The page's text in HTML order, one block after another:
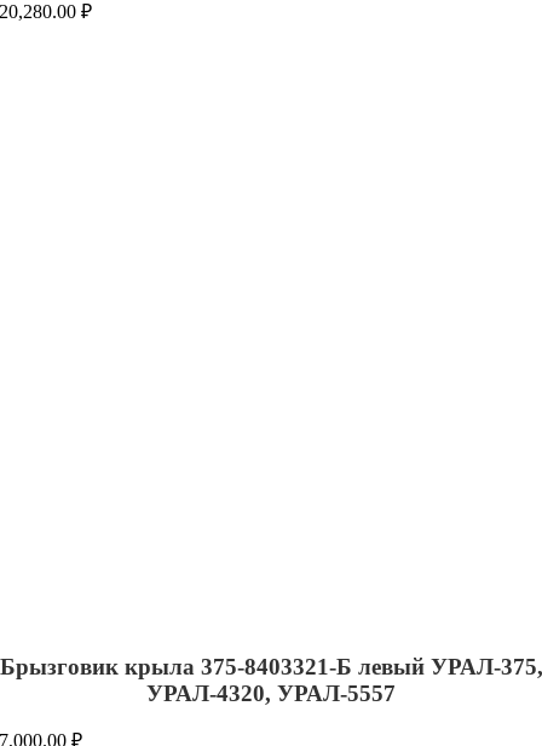
20,280.00₽
Брызговик крыла 375-8403321-Б левый УРАЛ-375,
УРАЛ-4320, УРАЛ-5557
7,000.00₽